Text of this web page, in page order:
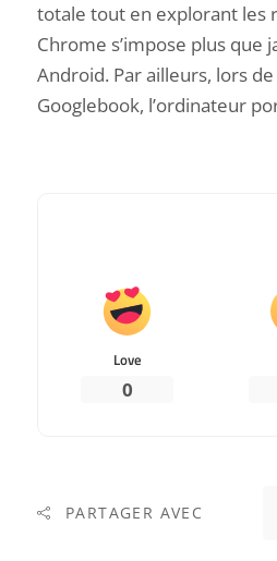
totale tout en explorant les
Chrome s’impose plus
Android. Par ailleurs, lors
Googlebook, l’ordinateur
Love
0
PARTAGER AVEC